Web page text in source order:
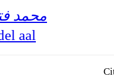
محمد
aal